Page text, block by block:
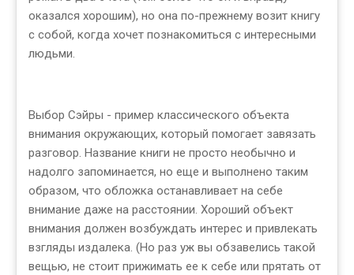
оказался хорошим), но она по-прежнему возит книгу
с собой, когда хочет познакомиться с интересными
людьми.
Выбор Сэйры - пример классического объекта
внимания окружающих, который помогает завязать
разговор. Название книги не просто необычно и
надолго запоминается, но еще и выполнено таким
образом, что обложка останавливает на себе
внимание даже на расстоянии. Хороший объект
внимания должен возбуждать интерес и привлекать
взгляды издалека. (Но раз уж вы обзавелись такой
вещью, не стоит прижимать ее к себе или прятать от